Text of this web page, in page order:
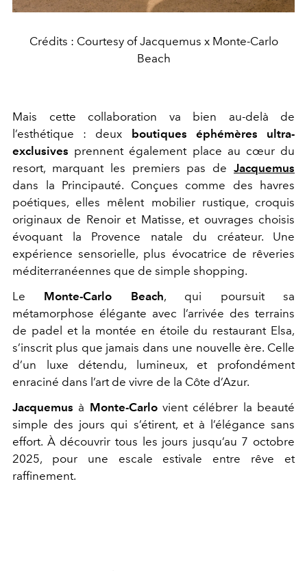
Crédits : Courtesy of Jacquemus x Monte-Carlo
Beach
Mais cette collaboration va bien au-delà de
l’esthétique : deux boutiques éphémères ultra-
exclusives prennent également place au cœur du
resort, marquant les premiers pas de Jacquemus
dans la Principauté. Conçues comme des havres
poétiques, elles mêlent mobilier rustique, croquis
originaux de Renoir et Matisse, et ouvrages choisis
évoquant la Provence natale du créateur. Une
expérience sensorielle, plus évocatrice de rêveries
méditerranéennes que de simple shopping.
Le Monte-Carlo Beach, qui poursuit sa
métamorphose élégante avec l’arrivée des terrains
de padel et la montée en étoile du restaurant Elsa,
s’inscrit plus que jamais dans une nouvelle ère. Celle
d’un luxe détendu, lumineux, et profondément
enraciné dans l’art de vivre de la Côte d’Azur.
Jacquemus à Monte-Carlovient célébrer la beauté
simple des jours qui s’étirent, et à l’élégance sans
effort. À découvrir tous les jours jusqu’au 7 octobre
2025, pour une escale estivale entre rêve et
raffinement.